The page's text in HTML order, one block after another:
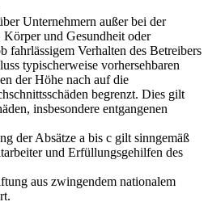
Unternehmern außer bei der
und Gesundheit oder
fahrlässigem Verhalten des Betreibers
typischerweise vorhersehbaren
der Höhe nach auf die
begrenzt. Dies gilt
insbesondere entgangenen
der Absätze a bis c gilt sinngemäß
und Erfüllungsgehilfen des
aus zwingendem nationalem